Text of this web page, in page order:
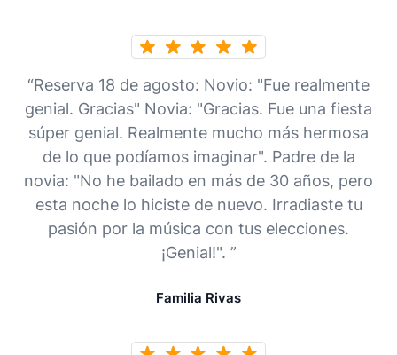
“Reserva 18 de agosto: Novio: "Fue realmente
genial. Gracias" Novia: "Gracias. Fue una fiesta
súper genial. Realmente mucho más hermosa
de lo que podíamos imaginar". Padre de la
novia: "No he bailado en más de 30 años, pero
esta noche lo hiciste de nuevo. Irradiaste tu
pasión por la música con tus elecciones.
¡Genial!". ”
Familia Rivas